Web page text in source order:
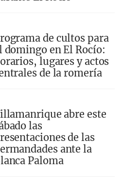
de cultos para
domingo en El Rocío:
lugares y actos
de la romería
abre este
las
de las
ante la
Paloma